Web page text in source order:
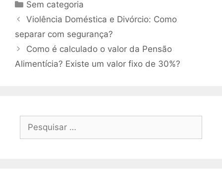
Sem categoria
Violência Doméstica e Divórcio: Como
separar com segurança?
Como é calculado o valor da Pensão
Alimentícia? Existe um valor fixo de 30%?